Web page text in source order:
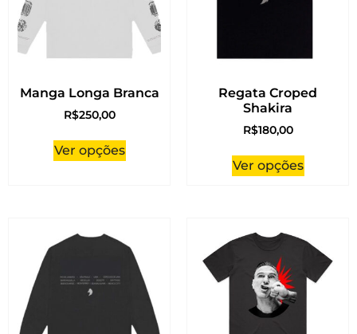
Manga Longa Branca
R$250,00
Ver opções
Regata Croped
Shakira
R$180,00
Ver opções